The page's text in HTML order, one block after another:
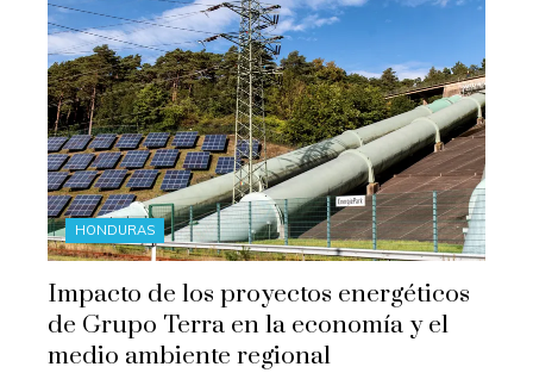
HONDURAS
Impacto de los proyectos energéticos
de Grupo Terra en la economía y el
medio ambiente regional